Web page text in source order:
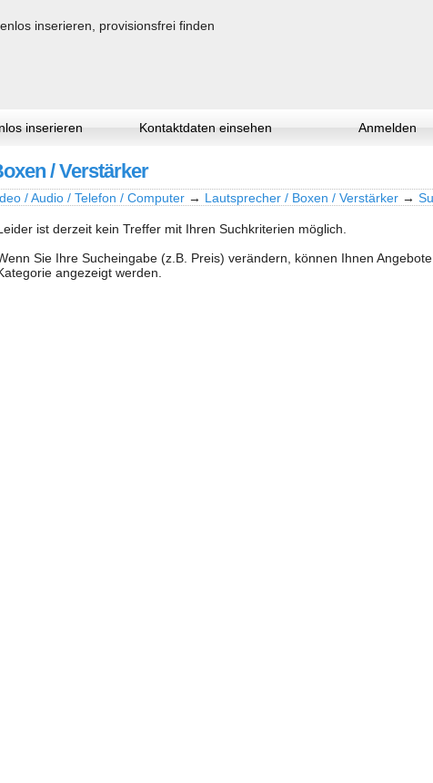
inserieren Kontaktdaten einsehen Anmelden
/ Verstärker
/ Audio / Telefon / Computer → Lautsprecher / Boxen / Verstärker →
ist derzeit kein Treffer mit Ihren Suchkriterien möglich.
Sie Ihre Sucheingabe (z.B. Preis) verändern, können Ihnen
angezeigt werden.